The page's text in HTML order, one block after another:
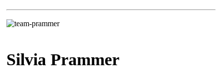
Silvia Prammer